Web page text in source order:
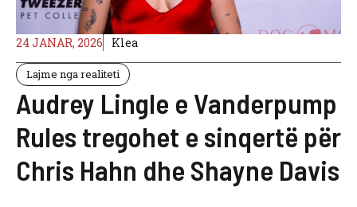
24 JANAR, 2026 Klea
Lajme nga realiteti
Audrey Lingle e Vanderpump
Rules tregohet e sinqertë për
Chris Hahn dhe Shayne Davis